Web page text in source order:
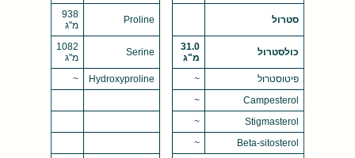
סטרול Proline
938
מ"ג
כולסטרול
31.0
מ"ג
Serine
1082
מ"ג
פיטוסטרול
~
Hydroxyproline
~
Campesterol
~
Stigmasterol
~
Beta-sitosterol
~